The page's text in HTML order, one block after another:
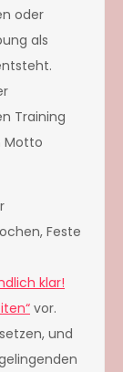
oder
als
Training
Motto
Feste
klar!
vor.
und